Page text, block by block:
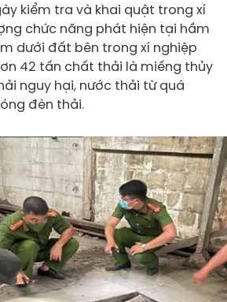
kiểm tra và khai quật trong xí
chức năng phát hiện tại hầm
dưới đất bên trong xí nghiệp
42 tấn chất thải là miếng thủy
nguy hại, nước thải từ quá
đèn thải.